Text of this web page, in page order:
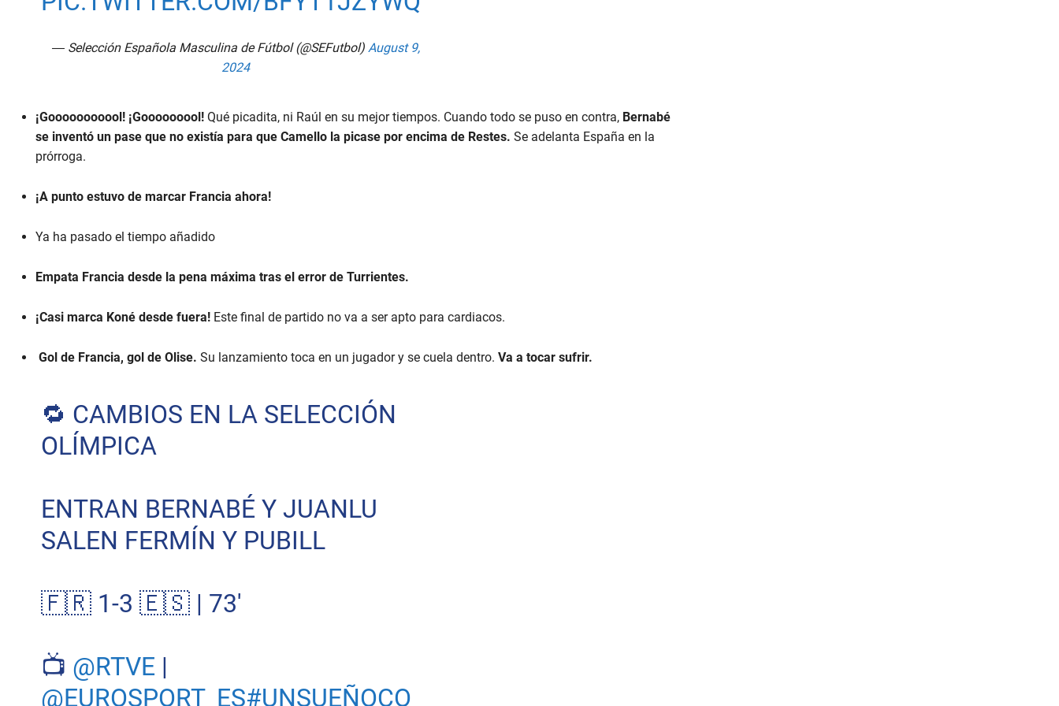
— Selección Española Masculina de Fútbol (@SEFutbol) August 9,
2024
¡Gooooooooool! ¡Gooooooool! Qué picadita, ni Raúl en su mejor tiempos. Cuando todo se puso en contra, Bernabé
se inventó un pase que no existía para que Camello la picase por encima de Restes. Se adelanta España en la
prórroga.
¡A punto estuvo de marcar Francia ahora!
Ya ha pasado el tiempo añadido
Empata Francia desde la pena máxima tras el error de Turrientes.
¡Casi marca Koné desde fuera! Este final de partido no va a ser apto para cardiacos.
Gol de Francia, gol de Olise. Su lanzamiento toca en un jugador y se cuela dentro. Va a tocar sufrir.
🔁 CAMBIOS EN LA SELECCIÓN
OLÍMPICA
ENTRAN BERNABÉ Y JUANLU
SALEN FERMÍN Y PUBILL
🇫🇷 1-3 🇪🇸 | 73'
📺 @RTVE |
@EUROSPORT_ES#UNSUEÑOCO